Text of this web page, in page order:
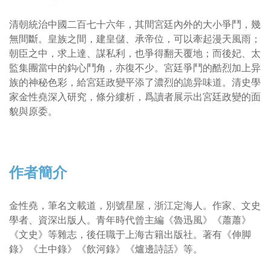
清朝統治中國二百七十六年，其間宮廷內外的大小爭鬥，幾
無間斷。皇族之間，建皇儲、承帝位，可以牽起漫天風雨；
朝臣之中，求上達、謀私利，也爭得翻天覆地；而後妃、太
監集團當中的鈎心鬥角，亦復不少。宮廷爭鬥的酷烈加上异
族的神秘色彩，給宮廷政變平添了濃烈的詭异味道。清史學
家金性堯深入研究，條分縷析，爲讀者展示出宮廷政變的面
貌與原委。
作者簡介
金性堯，筆名文載道，別號星屋，浙江定海人。作家、文史
學者、資深出版人。青年時代曾主編《魯迅風》《蕭蕭》
《文史》等雜志，後任職于上海古籍出版社。著有《伸脚
錄》《土中錄》《飲河錄》《爐邊詩話》等。